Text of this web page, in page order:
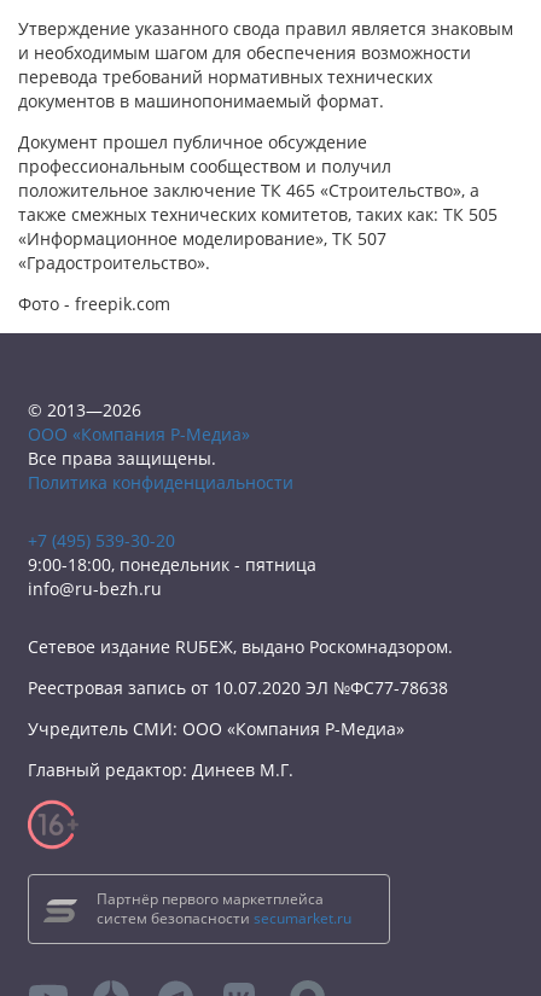
Утверждение указанного свода правил является знаковым
и необходимым шагом для обеспечения возможности
перевода требований нормативных технических
документов в машинопонимаемый формат.
Документ прошел публичное обсуждение
профессиональным сообществом и получил
положительное заключение ТК 465 «Строительство», а
также смежных технических комитетов, таких как: ТК 505
«Информационное моделирование», ТК 507
«Градостроительство».
Фото - freepik.com
© 2013—2026
ООО «Компания Р-Медиа»
Все права защищены.
Политика конфиденциальности
+7 (495) 539-30-20
9:00-18:00, понедельник - пятница
info@ru-bezh.ru
Сетевое издание RUБЕЖ, выдано Роскомнадзором.
Реестровая запись от 10.07.2020 ЭЛ №ФС77-78638
Учредитель СМИ: ООО «Компания Р-Медиа»
Главный редактор: Динеев М.Г.
Партнёр первого маркетплейса
систем безопасности secumarket.ru